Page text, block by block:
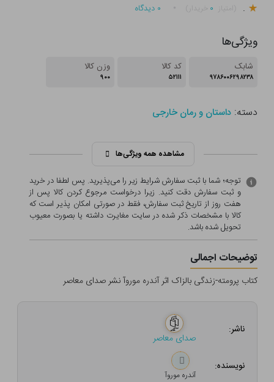
. ۰ ۰ دیدگاه
ویژگی‌ها
شابک
۹۷۸۶۰۰۶۲۹۸۲۳۸
کد کالا
۵۲۱۱۱
وزن کالا
۹۰۰
دسته:داستان و رمان خارجی
مشاهده همه ویژگی‌ها
توجه؛ شما با ثبت سفارش شرایط زیر را می‌پذیرید. پس لطفا در خرید
و ثبت سفارش دقت کنید. زیرا درخواست مرجوع کردن کالا پس از
هفت روز از تاریخ ثبت سفارش، فقط در صورتی امکان پذیر است که
کالا با مشخصات ذکر شده در سایت مغایرت داشته یا بصورت معيوب
تحویل شده باشد.
توضیحات اجمالی
کتاب پرومته-زندگی بالزاک اثر آندره موروآ نشر صدای معاصر
ناشر:
صدای معاصر
نویسنده:
آندره موروآ